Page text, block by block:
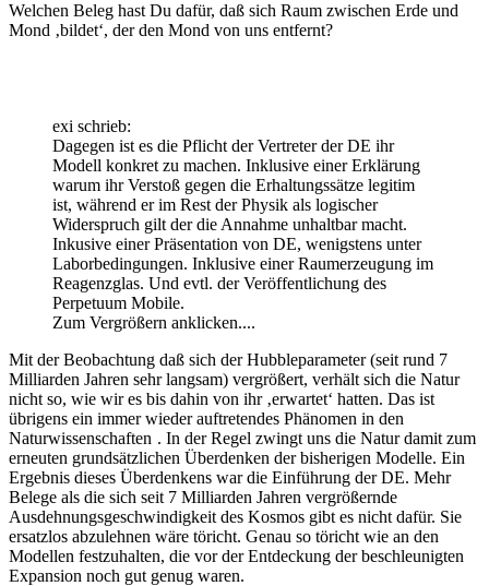
Welchen Beleg hast Du dafür, daß sich Raum zwischen Erde und
Mond ‚bildet‘, der den Mond von uns entfernt?
exi schrieb:
Dagegen ist es die Pflicht der Vertreter der DE ihr
Modell konkret zu machen. Inklusive einer Erklärung
warum ihr Verstoß gegen die Erhaltungssätze legitim
ist, während er im Rest der Physik als logischer
Widerspruch gilt der die Annahme unhaltbar macht.
Inkusive einer Präsentation von DE, wenigstens unter
Laborbedingungen. Inklusive einer Raumerzeugung im
Reagenzglas. Und evtl. der Veröffentlichung des
Perpetuum Mobile.
Zum Vergrößern anklicken....
Mit der Beobachtung daß sich der Hubbleparameter (seit rund 7
Milliarden Jahren sehr langsam) vergrößert, verhält sich die Natur
nicht so, wie wir es bis dahin von ihr ‚erwartet‘ hatten. Das ist
übrigens ein immer wieder auftretendes Phänomen in den
Naturwissenschaften . In der Regel zwingt uns die Natur damit zum
erneuten grundsätzlichen Überdenken der bisherigen Modelle. Ein
Ergebnis dieses Überdenkens war die Einführung der DE. Mehr
Belege als die sich seit 7 Milliarden Jahren vergrößernde
Ausdehnungsgeschwindigkeit des Kosmos gibt es nicht dafür. Sie
ersatzlos abzulehnen wäre töricht. Genau so töricht wie an den
Modellen festzuhalten, die vor der Entdeckung der beschleunigten
Expansion noch gut genug waren.